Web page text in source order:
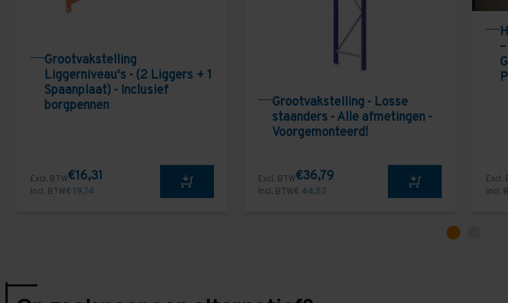
Grootvakstelling
Liggerniveau's - (2 Liggers + 1
Spaanplaat) - Inclusief
borgpennen
Excl. BTW€16,31
Incl. BTW€ 19,74
Grootvakstelling - Losse
staanders - Alle afmetingen -
Voorgemonteerd!
Excl. BTW€36,79
Incl. BTW€ 44,52
Excl.
Incl.